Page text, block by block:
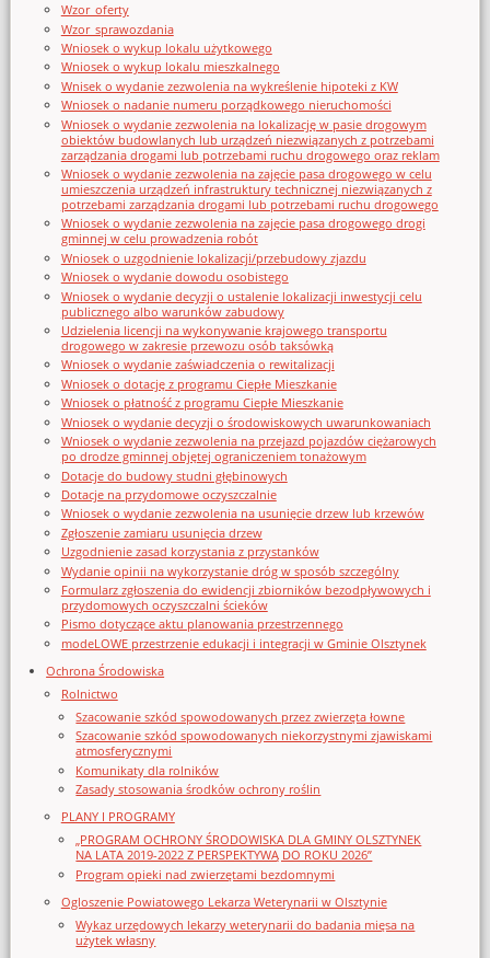
Wzor_oferty
Wzor_sprawozdania
Wniosek o wykup lokalu użytkowego
Wniosek o wykup lokalu mieszkalnego
Wnisek o wydanie zezwolenia na wykreślenie hipoteki z KW
Wniosek o nadanie numeru porządkowego nieruchomości
Wniosek o wydanie zezwolenia na lokalizację w pasie drogowym
obiektów budowlanych lub urządzeń niezwiązanych z potrzebami
zarządzania drogami lub potrzebami ruchu drogowego oraz reklam
Wniosek o wydanie zezwolenia na zajęcie pasa drogowego w celu
umieszczenia urządzeń infrastruktury technicznej niezwiązanych z
potrzebami zarządzania drogami lub potrzebami ruchu drogowego
Wniosek o wydanie zezwolenia na zajęcie pasa drogowego drogi
gminnej w celu prowadzenia robót
Wniosek o uzgodnienie lokalizacji/przebudowy zjazdu
Wniosek o wydanie dowodu osobistego
Wniosek o wydanie decyzji o ustalenie lokalizacji inwestycji celu
publicznego albo warunków zabudowy
Udzielenia licencji na wykonywanie krajowego transportu
drogowego w zakresie przewozu osób taksówką
Wniosek o wydanie zaświadczenia o rewitalizacji
Wniosek o dotację z programu Ciepłe Mieszkanie
Wniosek o płatność z programu Ciepłe Mieszkanie
Wniosek o wydanie decyzji o środowiskowych uwarunkowaniach
Wniosek o wydanie zezwolenia na przejazd pojazdów ciężarowych
po drodze gminnej objętej ograniczeniem tonażowym
Dotacje do budowy studni głębinowych
Dotacje na przydomowe oczyszczalnie
Wniosek o wydanie zezwolenia na usunięcie drzew lub krzewów
Zgłoszenie zamiaru usunięcia drzew
Uzgodnienie zasad korzystania z przystanków
Wydanie opinii na wykorzystanie dróg w sposób szczególny
Formularz zgłoszenia do ewidencji zbiorników bezodpływowych i
przydomowych oczyszczalni ścieków
Pismo dotyczące aktu planowania przestrzennego
modeLOWE przestrzenie edukacji i integracji w Gminie Olsztynek
Ochrona Środowiska
Rolnictwo
Szacowanie szkód spowodowanych przez zwierzęta łowne
Szacowanie szkód spowodowanych niekorzystnymi zjawiskami
atmosferycznymi
Komunikaty dla rolników
Zasady stosowania środków ochrony roślin
PLANY I PROGRAMY
„PROGRAM OCHRONY ŚRODOWISKA DLA GMINY OLSZTYNEK
NA LATA 2019-2022 Z PERSPEKTYWĄ DO ROKU 2026”
Program opieki nad zwierzętami bezdomnymi
Ogloszenie Powiatowego Lekarza Weterynarii w Olsztynie
Wykaz urzędowych lekarzy weterynarii do badania mięsa na
użytek własny